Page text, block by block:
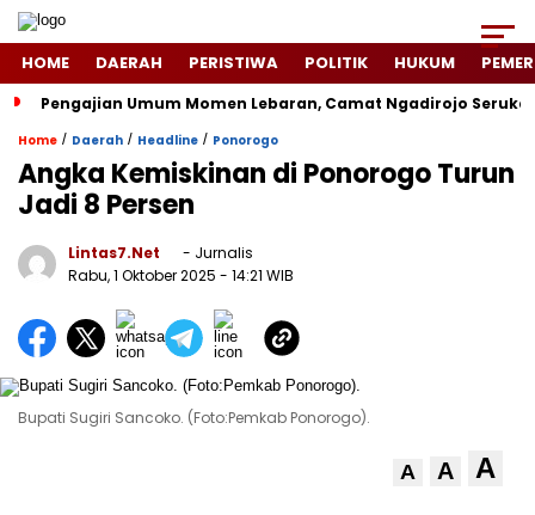
HOME DAERAH PERISTIWA POLITIK HUKUM
Pengajian Umum Momen Lebaran, Camat Ngadirojo
Home / Daerah / Headline / Ponorogo
Angka Kemiskinan di Ponorogo Turun
Jadi 8 Persen
Lintas7.net
- Jurnalis
Rabu, 1 Oktober 2025 - 14:21 WIB
Bupati Sugiri Sancoko. (Foto:Pemkab Ponorogo).
A A A